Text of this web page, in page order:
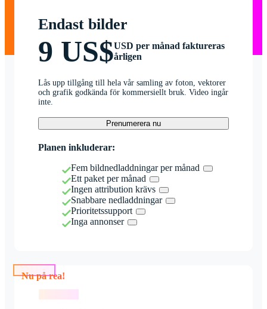
Endast bilder
9 US$USD per månad faktureras
årligen
Lås upp tillgång till hela vår samling av foton, vektorer
och grafik godkända för kommersiellt bruk. Video ingår
inte.
Prenumerera nu
Planen inkluderar:
Fem bildnedladdningar per månad
Ett paket per månad
Ingen attribution krävs
Snabbare nedladdningar
Prioritetssupport
Inga annonser
Nu på rea!